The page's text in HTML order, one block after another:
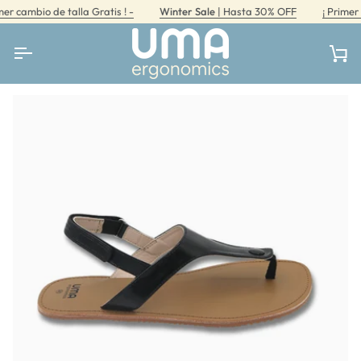
directamente
contenido
cambio de talla Gratis ! - Winter Sale| Hasta 30% OFF ¡ Primer